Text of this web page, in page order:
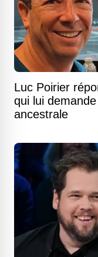
Luc Poirier
qui lui
ancestrale